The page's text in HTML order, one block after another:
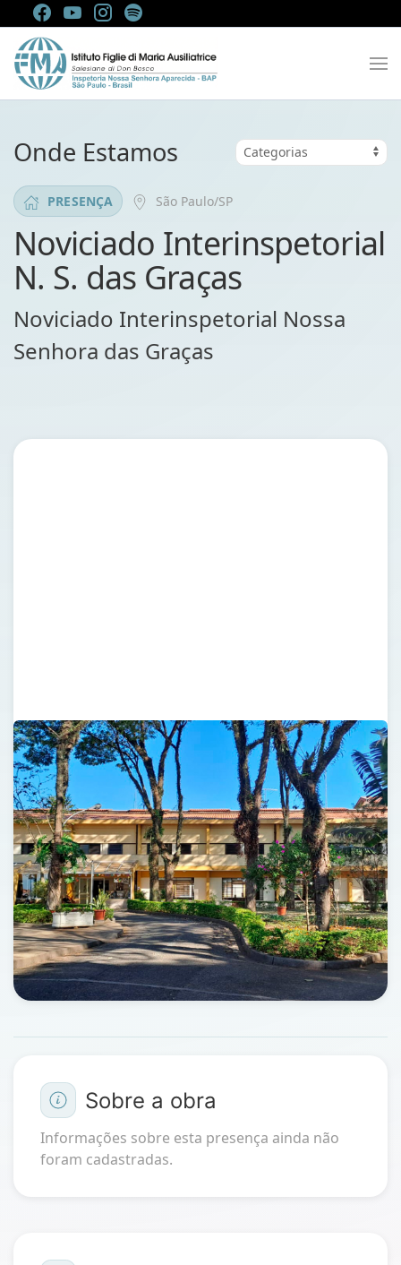
Onde Estamos
PRESENÇA São Paulo/SP
Noviciado Interinspetorial
N. S. das Graças
Noviciado Interinspetorial Nossa
Senhora das Graças
Sobre a obra
Informações sobre esta presença ainda não
foram cadastradas.